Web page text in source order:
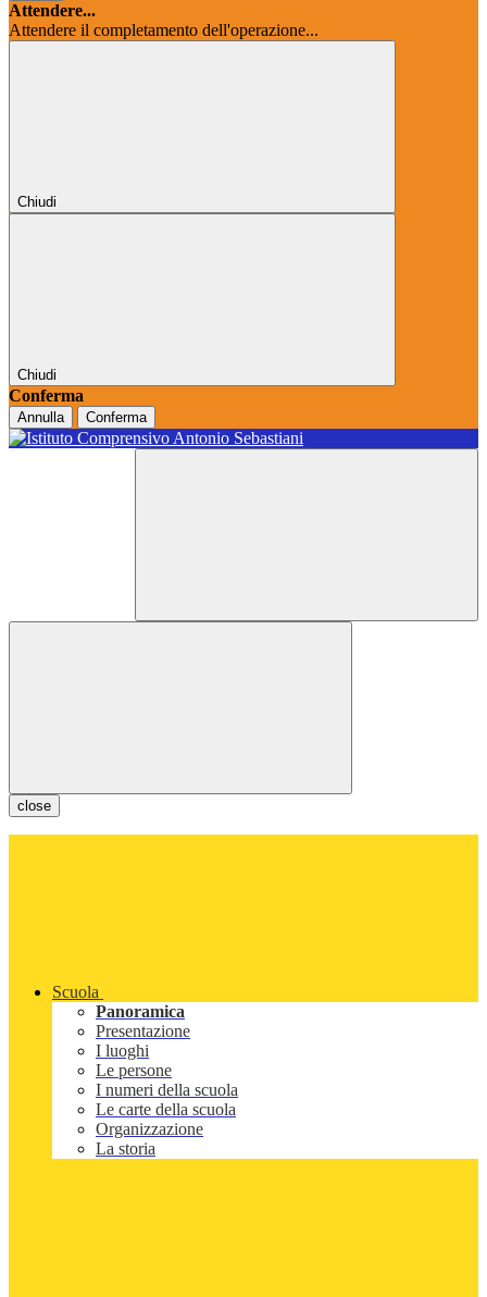
Attendere...
Attendere il completamento dell'operazione...
Chiudi
Chiudi
Conferma
Annulla Conferma
close
Scuola
Panoramica
Presentazione
I luoghi
Le persone
I numeri della scuola
Le carte della scuola
Organizzazione
La storia